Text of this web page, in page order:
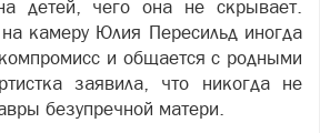
детей, чего она не скрывает.
камеру Юлия Пересильд иногда
и общается с родными
заявила, что никогда не
безупречной матери.